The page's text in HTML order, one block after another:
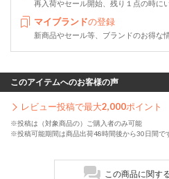
再入荷やセール開始、残り１点の時に
マイブランドの登録
新商品やセール等、ブランドのお得な
このアイテムへのお客様の声
レビュー投稿で最大2,000ポイント
※投稿は（対象商品の）ご購入者のみ可能
※投稿可能期間は商品出荷48時間後から30日間で
この商品に関す